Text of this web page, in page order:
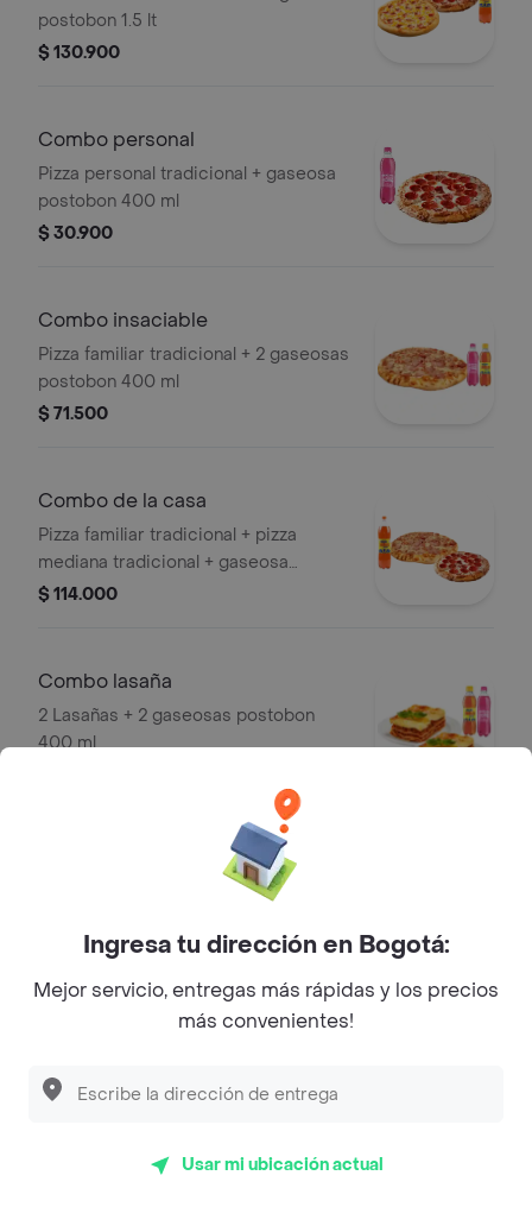
postobon 1.5 lt
$ 130.900
Combo personal
Pizza personal tradicional + gaseosa
postobon 400 ml
$ 30.900
Combo insaciable
Pizza familiar tradicional + 2 gaseosas
postobon 400 ml
$ 71.500
Combo de la casa
Pizza familiar tradicional + pizza
mediana tradicional + gaseosa
postobon 1,5 lt
$ 114.000
Combo lasaña
2 Lasañas + 2 gaseosas postobon
400 ml
Cra. 7A #30 -05, Soacha,
Cundinamarca, Colombia
Ingresa tu dirección en Bogotá:
Mejor servicio, entregas más rápidas y los precios
más convenientes!
Usar mi ubicación actual